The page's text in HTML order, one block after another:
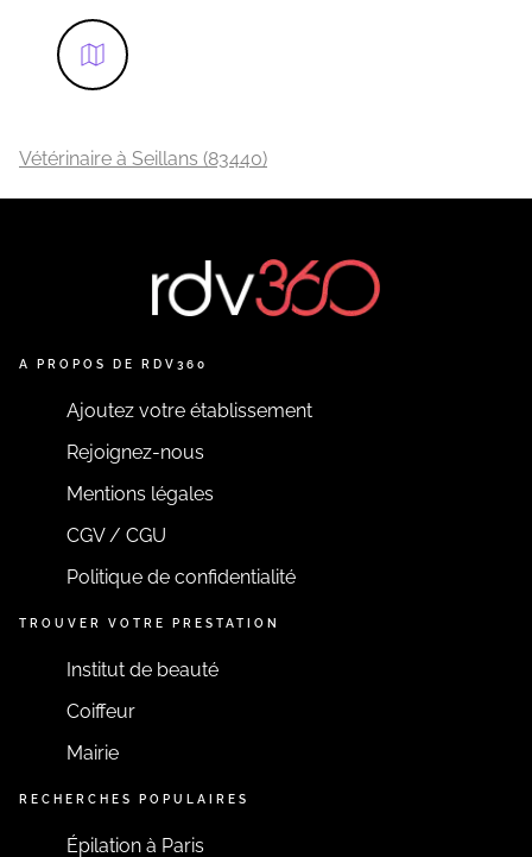
Vétérinaire à Seillans (83440)
A PROPOS DE RDV360
Ajoutez votre établissement
Rejoignez-nous
Mentions légales
CGV / CGU
Politique de confidentialité
TROUVER VOTRE PRESTATION
Institut de beauté
Coiffeur
Mairie
RECHERCHES POPULAIRES
Épilation à Paris